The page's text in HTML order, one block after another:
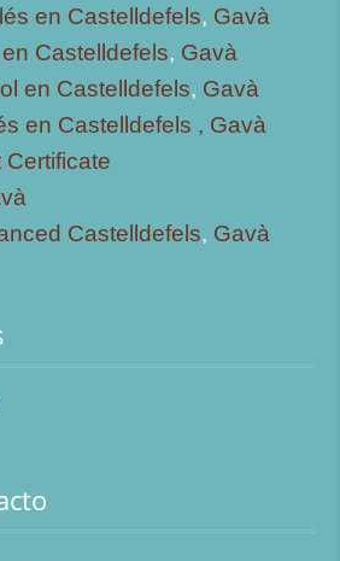
en Castelldefels, Gavà
Castelldefels, Gavà
en Castelldefels, Gavà
en Castelldefels , Gavà
Castelldefels, Gavà